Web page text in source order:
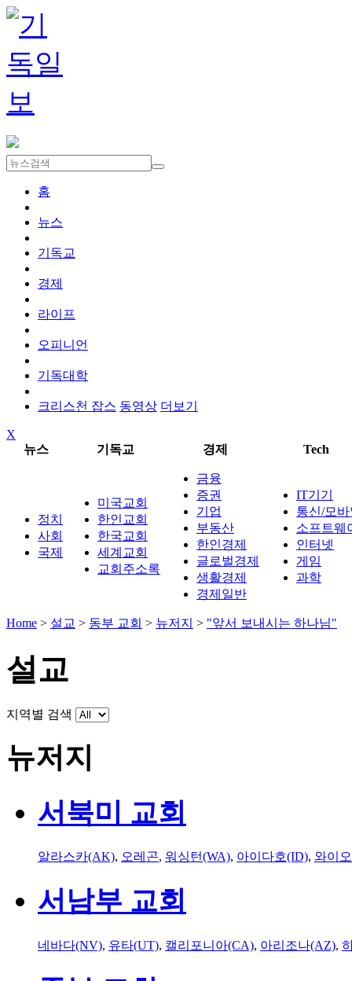
홈
뉴스
기독교
경제
라이프
오피니언
기독대학
크리스천 잡스 동영상 더보기
X
뉴스
기독교 경제 Tech
정치
사회
국제
미국교회
한인교회
한국교회
세계교회
교회주소록
금융
증권
기업
부동산
한인경제
글로벌경제
생활경제
경제일반
IT기기
통신/모
소프트웨
인터넷
게임
과학
Home > 설교 > 동부 교회 > 뉴저지 > "앞서 보내시는 하나님"
설교
지역별 검색
뉴저지
서북미 교회
알라스카(AK), 오레곤, 워싱턴(WA), 아이다호(ID), 와이
서남부 교회
네바다(NV), 유타(UT), 캘리포니아(CA), 아리조나(AZ),